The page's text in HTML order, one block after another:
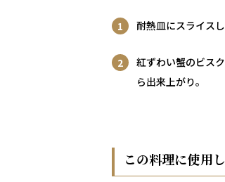
耐熱皿にスライス
紅ずわい蟹のビス
ら出来上がり。
この料理に使用